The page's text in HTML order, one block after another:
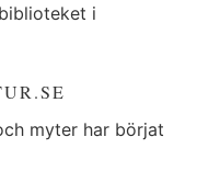
i
myter har börjat